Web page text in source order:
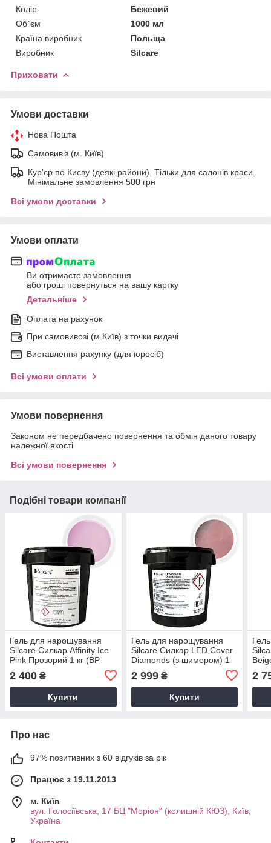
Колір
Бежевий
Об`єм
1000 мл
Країна виробник
Польща
Виробник
Silcare
Приховати
Умови доставки
Нова Пошта
Самовивіз (м. Київ)
Кур'єр по Києву (деякі райони). Тільки для салонів краси.
Мінімальне замовлення 500 грн
Всі умови доставки
Умови оплати
Ви отримаєте замовлення
або гроші повернуться на вашу картку
Детальніше
Оплата на рахунок
При самовивозі (м.Київ) з точки видачі
Виставлення рахунку (для юросіб)
Всі умови оплати
Умови повернення
Законом не передбачено повернення та обмін даного товару
належної якості
Всі умови повернення
Подібні товари компанії
Гель для нарощування
Silcare Силкар Affinity Ice
Pink Прозорий 1 кг (BP
2 400 ₴
Купити
Гель для нарощування
Silcare Силкар LED Cover
Diamonds (з шимером) 1
2 999₴
Купити
2
Про нас
97% позитивних з 60 відгуків за рік
Працює з 19.11.2013
м. Київ
вул. Голосіївська, 17 БЦ "Моріон" (колишній КЮЗ), Київ,
Україна